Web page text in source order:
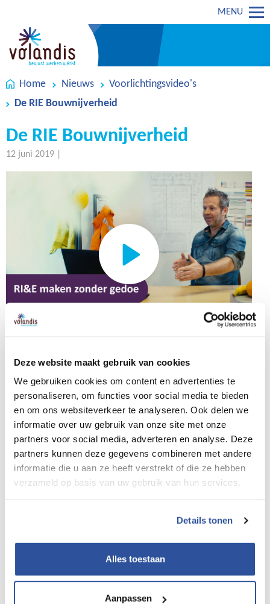
Deze website maakt gebruik van cookies
We gebruiken cookies om content en advertenties te
personaliseren, om functies voor social media te bieden
en om ons websiteverkeer te analyseren. Ook delen we
informatie over uw gebruik van onze site met onze
partners voor social media, adverteren en analyse. Deze
partners kunnen deze gegevens combineren met andere
informatie die u aan ze heeft verstrekt of die ze hebben
verzameld op basis van uw gebruik van hun services.
Details tonen
Alles toestaan
Aanpassen
MENU
Home Nieuws
Voorlichtingsvideo's
De RIE Bouwnijverheid
De RIE Bouwnijverheid
12 juni 2019 |
inventarisatie en -evaluatie (RI&E) en een plan van aanpak
hebben uitgevoerd. Deze verplichting is vastgelegd in de
Arbowet. De RI&E Bouwnijverheid is een online applicatie
waarmee bedrijven op eenvoudige wijze zelf een RI&E en
een plan van aanpak (PvA) kunnen maken, zonder
inschakeling van deskundigen.
Meer informatie over de RI&E.